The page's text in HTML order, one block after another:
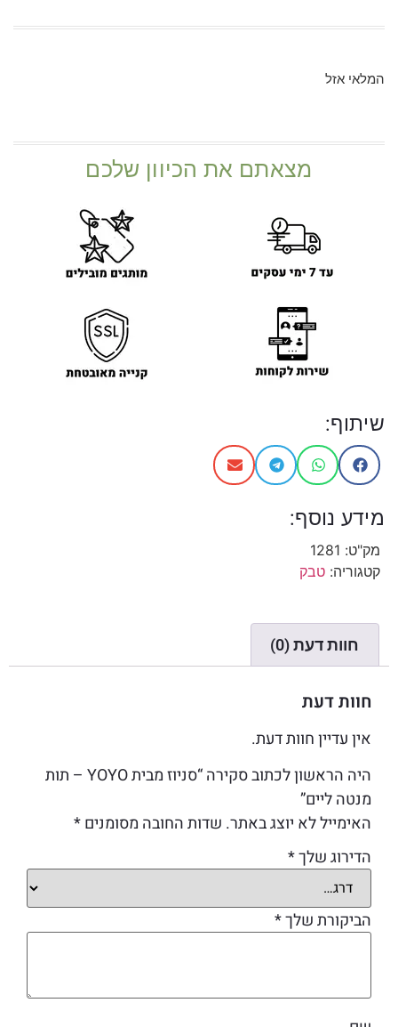
המלאי אזל
מצאתם את הכיוון שלכם
שיתוף:
מידע נוסף:
מק"ט: 1281
קטגוריה: טבק
חוות דעת (0)
חוות דעת
אין עדיין חוות דעת.
היה הראשון לכתוב סקירה “סניוז מבית YOYO – תות
מנטה ליים”
האימייל לא יוצג באתר. שדות החובה מסומנים*
הדירוג שלך*
הביקורת שלך*